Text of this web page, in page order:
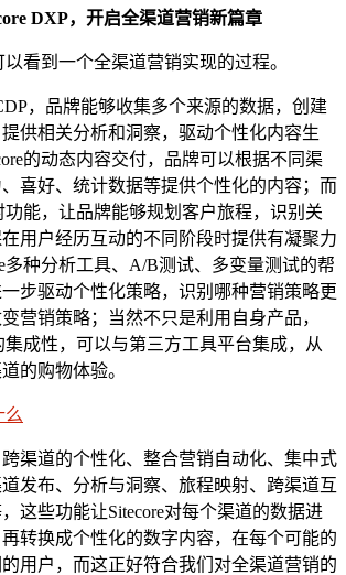
DXP，开启全渠道营销新篇章
以看到一个全渠道营销实现的过程。
，品牌能够收集多个来源的数据，创建
供相关分析和洞察，驱动个性化内容生
的动态内容交付，品牌可以根据不同渠
喜好、统计数据等提供个性化的内容；而
功能，让品牌能够规划客户旅程，识别关
用户经历互动的不同阶段时提供有凝聚力
多种分析工具、A/B测试、多变量测试的帮
步驱动个性化策略，识别哪种营销策略更
营销策略；当然不只是利用自身产品，
集成性，可以与第三方工具平台集成，从
的购物体验。
渠道的个性化、整合营销自动化、集中式
发布、分析与洞察、旅程映射、跨渠道互
这些功能让Sitecore对每个渠道的数据进
转换成个性化的数字内容，在每个可能的
用户，而这正好符合我们对全渠道营销的